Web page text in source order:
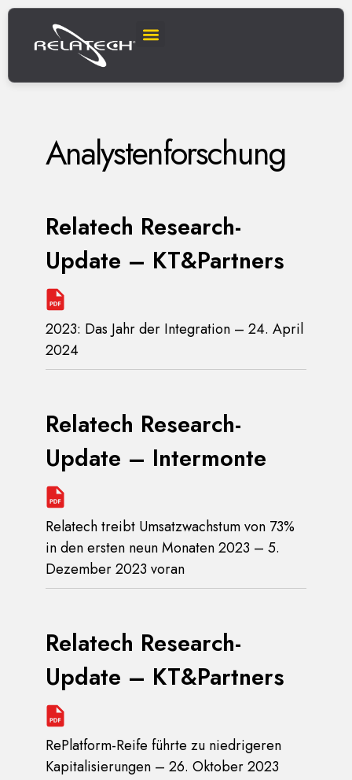
Analystenforschung
Relatech Research-
Update – KT&Partners
2023: Das Jahr der Integration – 24. April
2024
Relatech Research-
Update – Intermonte
Relatech treibt Umsatzwachstum von 73%
in den ersten neun Monaten 2023 – 5.
Dezember 2023 voran
Relatech Research-
Update – KT&Partners
RePlatform-Reife führte zu niedrigeren
Kapitalisierungen – 26. Oktober 2023